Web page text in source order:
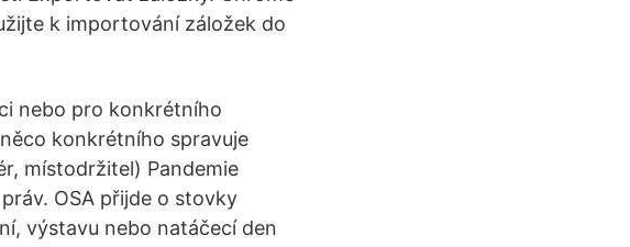
k importování záložek do
nebo pro konkrétního
konkrétního spravuje
místodržitel) Pandemie
OSA přijde o stovky
výstavu nebo natáčecí den